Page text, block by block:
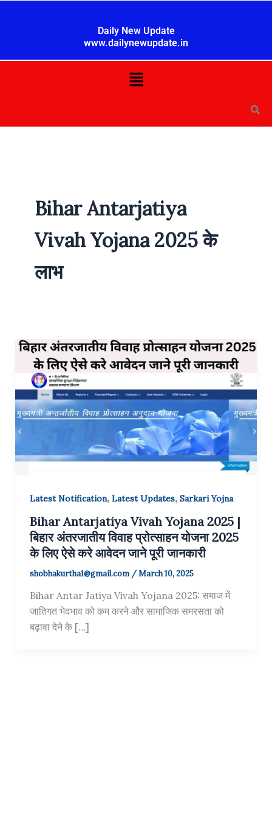
Daily New Update
www.dailynewupdate.in
Menu
Bihar Antarjatiya
Vivah Yojana 2025 के
लाभ
Latest Notification, Latest Updates, Sarkari Yojna
Bihar Antarjatiya Vivah Yojana 2025 |
बिहार अंतरजातीय विवाह प्रोत्साहन योजना 2025
के लिए ऐसे करे आवेदन जाने पूरी जानकारी
shobhakurtha1@gmail.com /March 10, 2025
Bihar Antar Jatiya Vivah Yojana 2025: समाज में
जातिगत भेदभाव को कम करने और सामाजिक समरसता को
बढ़ावा देने के […]